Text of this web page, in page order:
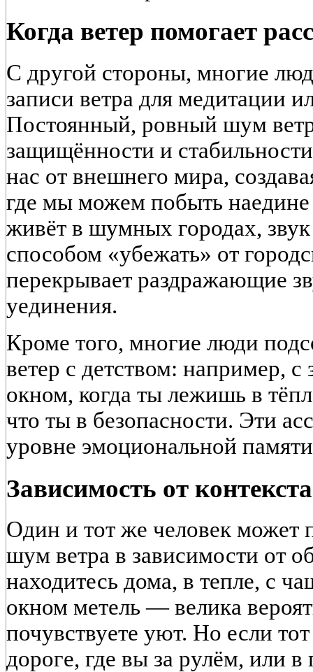
Когда ветер помогает
С другой стороны, многие
записи ветра для медитации
Постоянный, ровный шум
защищённости и
нас от внешнего мира,
где мы можем побыть наедине
живёт в шумных городах,
способом «убежать» от
перекрывает раздражающие
уединения.
Кроме того, многие люди
ветер с детством: например,
окном, когда ты лежишь в
что ты в безопасности. Эти
уровне эмоциональной
Зависимость от контекста
Один и тот же человек может
шум ветра в зависимости от
находитесь дома, в тепле, с
окном метель — велика
почувствуете уют. Но если
дороге, где вы за рулём, или в